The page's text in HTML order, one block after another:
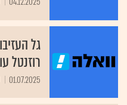
גל
רוזנטל
01.07.2025